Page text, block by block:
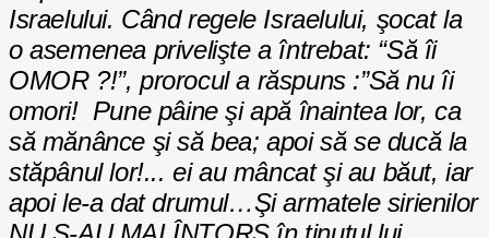
Israelului. Când regele Israelului, şocat la
o asemenea privelişte a întrebat: “Să îi
OMOR ?!”, prorocul a răspuns :”Să nu îi
omori! Pune pâine şi apă înaintea lor, ca
să mănânce şi să bea; apoi să se ducă la
stăpânul lor!... ei au mâncat şi au băut, iar
apoi le-a dat drumul…Şi armatele sirienilor